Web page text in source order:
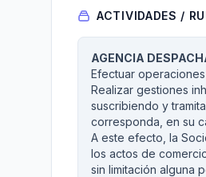
ACTIVIDADES /
AGENCIA
Efectuar
Realizar gestiones
suscribiendo y
corresponda, en su
A este efecto, la
los actos de
sin limitación alguna